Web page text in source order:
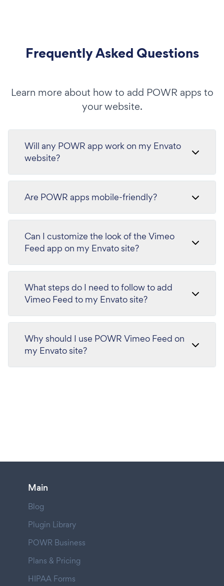
Frequently Asked Questions
Learn more about how to add POWR apps to
your website.
Will any POWR app work on my Envato
website?
Are POWR apps mobile-friendly?
Can I customize the look of the Vimeo
Feed app on my Envato site?
What steps do I need to follow to add
Vimeo Feed to my Envato site?
Why should I use POWR Vimeo Feed on
my Envato site?
Main
Blog
Plugin Library
POWR Business
Plans & Pricing
HIPAA Forms